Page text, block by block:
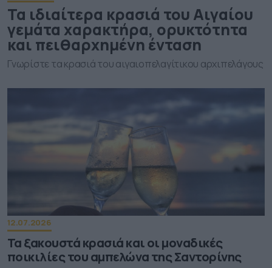
Τα ιδιαίτερα κρασιά του Αιγαίου
γεμάτα χαρακτήρα, ορυκτότητα
και πειθαρχημένη ένταση
Γνωρίστε τα κρασιά του αιγαιοπελαγίτικου αρχιπελάγους
12.07.2026
Τα ξακουστά κρασιά και οι μοναδικές
ποικιλίες του αμπελώνα της Σαντορίνης